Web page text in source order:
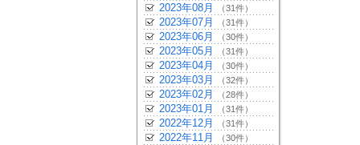
2023年08月 （31件）
2023年07月 （31件）
2023年06月 （30件）
2023年05月 （31件）
2023年04月 （30件）
2023年03月 （32件）
2023年02月 （28件）
2023年01月 （31件）
2022年12月 （31件）
2022年11月 （30件）